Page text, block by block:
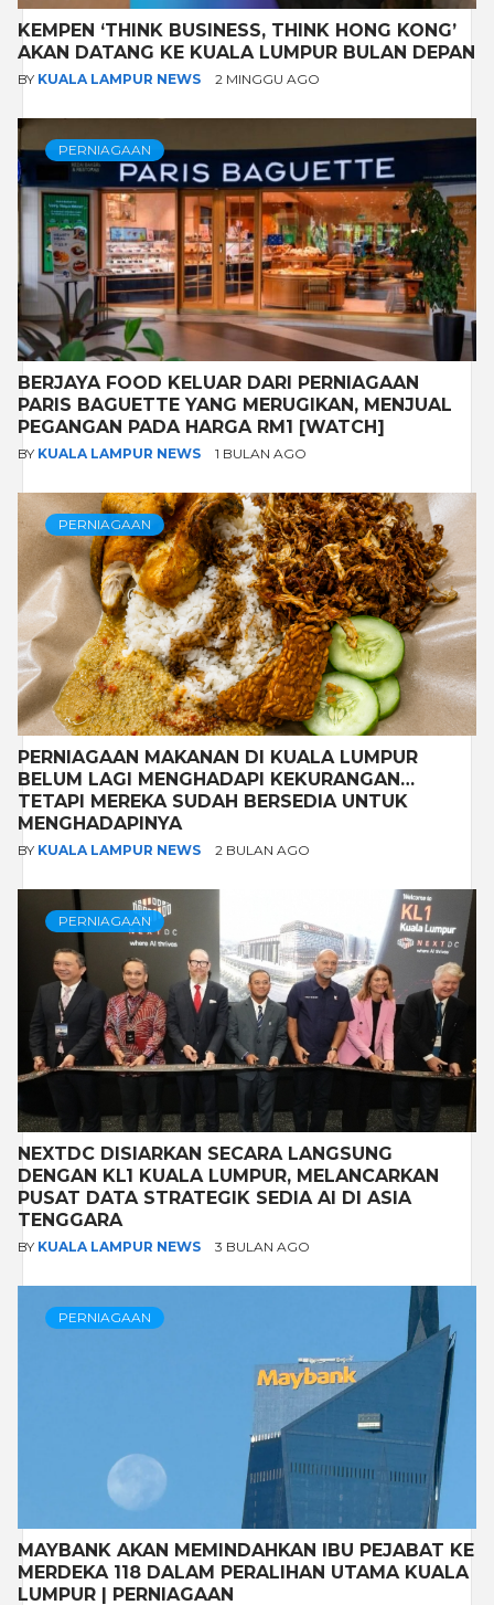
KEMPEN ‘THINK BUSINESS, THINK HONG KONG’
AKAN DATANG KE KUALA LUMPUR BULAN DEPAN
BY KUALA LAMPUR NEWS 2 MINGGU AGO
PERNIAGAAN
BERJAYA FOOD KELUAR DARI PERNIAGAAN
PARIS BAGUETTE YANG MERUGIKAN, MENJUAL
PEGANGAN PADA HARGA RM1 [WATCH]
BY KUALA LAMPUR NEWS 1 BULAN AGO
PERNIAGAAN
PERNIAGAAN MAKANAN DI KUALA LUMPUR
BELUM LAGI MENGHADAPI KEKURANGAN…
TETAPI MEREKA SUDAH BERSEDIA UNTUK
MENGHADAPINYA
BY KUALA LAMPUR NEWS 2 BULAN AGO
PERNIAGAAN
NEXTDC DISIARKAN SECARA LANGSUNG
DENGAN KL1 KUALA LUMPUR, MELANCARKAN
PUSAT DATA STRATEGIK SEDIA AI DI ASIA
TENGGARA
BY KUALA LAMPUR NEWS 3 BULAN AGO
PERNIAGAAN
MAYBANK AKAN MEMINDAHKAN IBU PEJABAT KE
MERDEKA 118 DALAM PERALIHAN UTAMA KUALA
LUMPUR | PERNIAGAAN